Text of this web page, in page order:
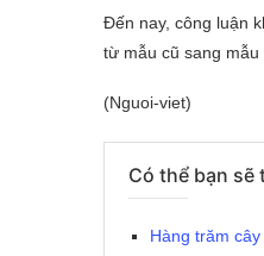
Đến nay, công luận
từ mẫu cũ sang
(Nguoi-viet)
Có thể bạn sẽ
Hàng trăm